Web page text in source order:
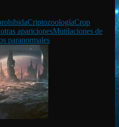
CriptozoologíaCrop
aparicionesMutilaciones de
paranormales